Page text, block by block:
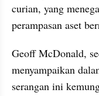
curian, yang
perampasan aset
Geoff McDonald,
menyampaikan
serangan ini